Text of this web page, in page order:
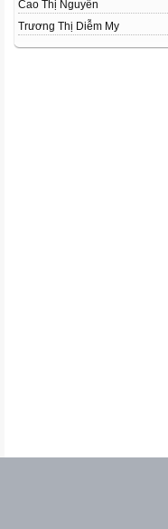
Cao Thị Nguyên
Trương Thị Diễm My